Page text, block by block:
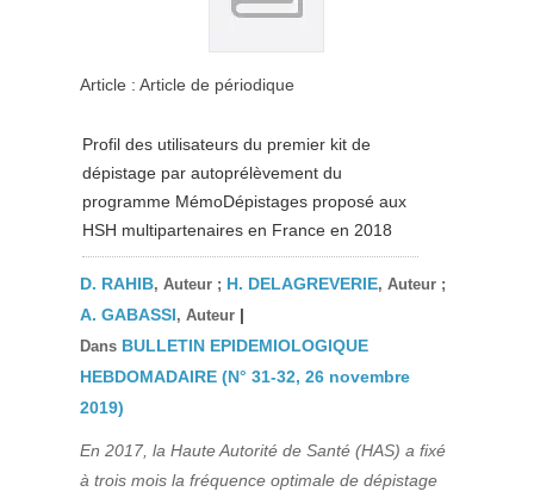
Article : Article de périodique
Profil des utilisateurs du premier kit de
dépistage par autoprélèvement du
programme MémoDépistages proposé aux
HSH multipartenaires en France en 2018
D. RAHIB, Auteur ; H. DELAGREVERIE, Auteur ;
A. GABASSI, Auteur |
Dans BULLETIN EPIDEMIOLOGIQUE
HEBDOMADAIRE (N° 31-32, 26 novembre
2019)
En 2017, la Haute Autorité de Santé (HAS) a fixé
à trois mois la fréquence optimale de dépistage